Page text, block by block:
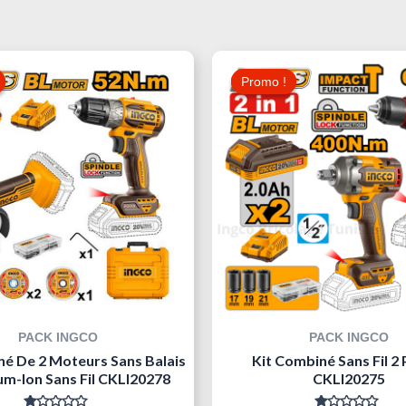
PACK INGCO
De 2 Moteurs Sans Balais
Ion Sans Fil CKLI20278
Initial
Était :
250,000 د.ت.
Prix
Actuel
Est :
Promo !
Promo !
PACK INGCO
Kit Combiné Sans Fil 2
CKLI20275
Prix
Initial
Était :